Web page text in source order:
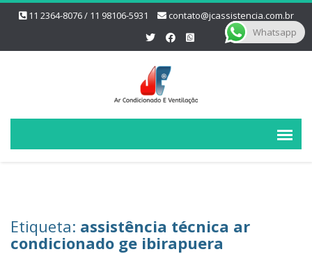
11 2364-8076 / 11 98106-5931 contato@jcassistencia.com.br
Etiqueta: assistência técnica ar
condicionado ge ibirapuera
Whatsapp